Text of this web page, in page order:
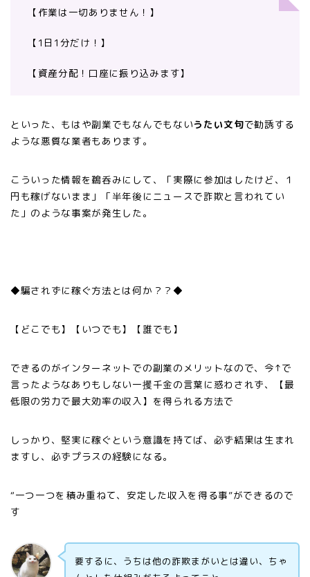
【作業は一切ありません！】
【1日1分だけ！】
【資産分配！口座に振り込みます】
といった、もはや副業でもなんでもないうたい文句で勧誘する
ような悪質な業者もあります。
こういった情報を鵜呑みにして、「実際に参加はしたけど、１
円も稼げないまま」「半年後にニュースで詐欺と言われてい
た」のような事案が発生した。
◆騙されずに稼ぐ方法とは何か？？◆
【どこでも】【いつでも】【誰でも】
できるのがインターネットでの副業のメリットなので、今↑で
言ったようなありもしない一攫千金の言葉に惑わされず、【最
低限の労力で最大効率の収入】を得られる方法で
しっかり、堅実に稼ぐという意識を持てば、必ず結果は生まれ
ますし、必ずプラスの経験になる。
“一つ一つを積み重ねて、安定した収入を得る事”ができるので
す
要するに、うちは他の詐欺まがいとは違い、ちゃ